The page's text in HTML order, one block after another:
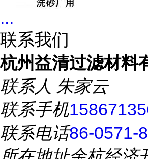
...
联系我们
杭州益清过滤材料
联系人 朱家云
联系手机
联系电话86-0571-